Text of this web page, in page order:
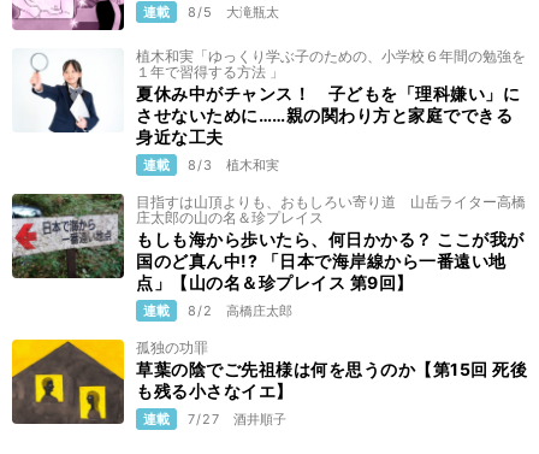
連載 8/5 大滝瓶太
植木和実「ゆっくり学ぶ子のための、小学校６年間の勉強を
１年で習得する方法 」
夏休み中がチャンス！ 子どもを「理科嫌い」に
させないために……親の関わり方と家庭でできる
身近な工夫
連載 8/3 植木和実
目指すは山頂よりも、おもしろい寄り道 山岳ライター高橋
庄太郎の山の名＆珍プレイス
もしも海から歩いたら、何日かかる？ ここが我が
国のど真ん中!? 「日本で海岸線から一番遠い地
点」【山の名＆珍プレイス 第9回】
連載 8/2 高橋庄太郎
孤独の功罪
草葉の陰でご先祖様は何を思うのか【第15回 死後
も残る小さなイエ】
連載 7/27 酒井順子